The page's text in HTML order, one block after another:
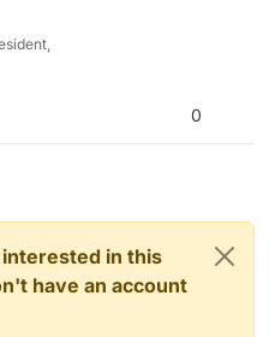
0
in this
have an account